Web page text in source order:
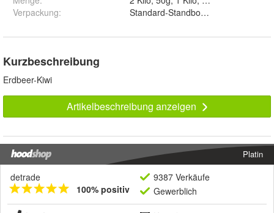
Verpackung: Standard-Standbodenbeutel,
Kurzbeschreibung
Erdbeer-Kiwi
Artikelbeschreibung anzeigen
Platin
detrade
100% positiv
9387 Verkäufe
Gewerblich